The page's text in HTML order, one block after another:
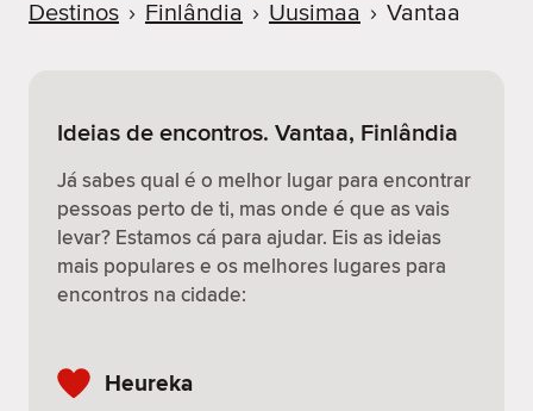
Destinos › Finlândia › Uusimaa › Vantaa
Ideias de encontros. Vantaa, Finlândia
Já sabes qual é o melhor lugar para encontrar
pessoas perto de ti, mas onde é que as vais
levar? Estamos cá para ajudar. Eis as ideias
mais populares e os melhores lugares para
encontros na cidade:
Heureka